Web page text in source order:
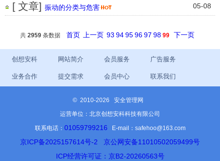
05-08
[ 文章] 振动的分类与危害
共 2959条数据 首页 上一页 93 94 95 96 97 98 99 下一页
创想安科 网站简介 会员服务 广告服务
业务合作 提交需求 会员中心 联系我们
© 2010-2026 安全管理网
运营单位：北京创想安科科技有限公司
联系电话： 01059799216 E-mail：safehoo@163.com
京ICP备2025157614号-2
京公网安备11010502059499号
ICP经营许可证：京B2-20260563号